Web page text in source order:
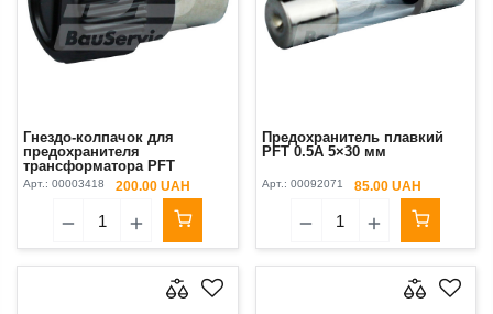
Гнездо-колпачок для
предохранителя
трансформатора PFT
Original
Арт.: 00003418 200.00 UAH
Предохранитель плавкий
PFT 0.5A 5×30 мм
Арт.: 00092071 85.00 UAH